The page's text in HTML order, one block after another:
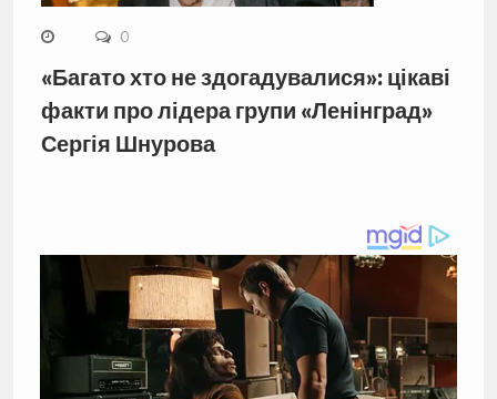
0
«Багато хто не здогадувалися»: цікаві
факти про лідера групи «Ленінград»
Сергія Шнурова